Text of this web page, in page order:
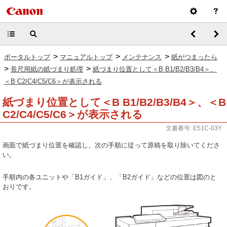
ポータルトップ > マニュアルトップ > メンテナンス > 紙がつまったら
> 長尺用紙の紙づまり処理 > 紙づまり位置として＜B B1/B2/B3/B4＞、
＜B C2/C4/C5/C6＞が表示される
紙づまり位置として＜B B1/B2/B3/B4＞、＜B
C2/C4/C5/C6＞が表示される
文書番号: E51C-03Y
画面で紙づまり位置を確認し、次の手順に従って原稿を取り除いてくださ
い。
手順内の各ユニットや「B1ガイド」、「B2ガイド」などの位置は図のと
おりです。